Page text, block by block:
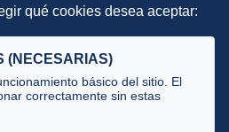
qué cookies desea aceptar:
(NECESARIAS)
básico del sitio. El
correctamente sin estas